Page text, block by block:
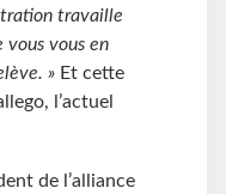
travaille
vous vous en
» Et cette
l’actuel
de l’alliance